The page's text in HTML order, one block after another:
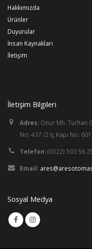
Hakkımızda
Ürünler
Duyurular
İnsan Kaynakları
İletişim
İletişim Bilgileri
Adres: Onur Mh. Turhan
No: 437 /2 İç Kapı No:
Telefon:(0322) 503 56
Email:
Sosyal Medya